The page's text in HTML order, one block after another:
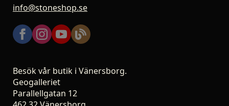
info@stoneshop.se
Besök vår butik i Vänersborg.
Geogalleriet
Parallellgatan 12